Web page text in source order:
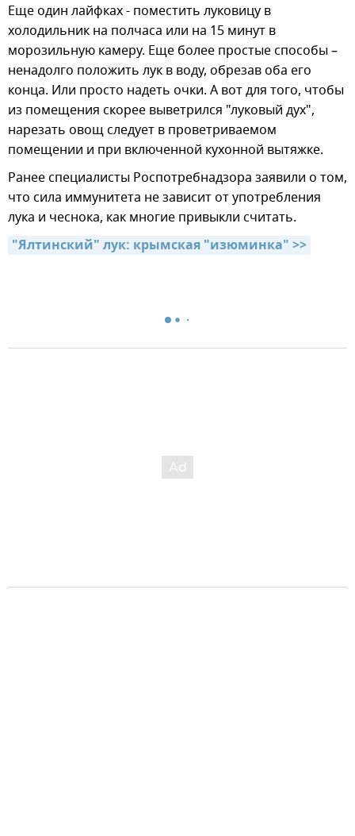
Еще один лайфках - поместить луковицу в
холодильник на полчаса или на 15 минут в
морозильную камеру. Еще более простые способы –
ненадолго положить лук в воду, обрезав оба его
конца. Или просто надеть очки. А вот для того, чтобы
из помещения скорее выветрился "луковый дух",
нарезать овощ следует в проветриваемом
помещении и при включенной кухонной вытяжке.
Ранее специалисты Роспотребнадзора заявили о том,
что сила иммунитета не зависит от употребления
лука и чеснока, как многие привыкли считать.
"Ялтинский" лук: крымская "изюминка" >>